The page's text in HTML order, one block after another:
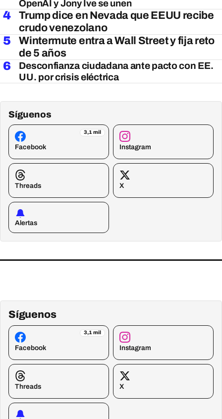
OpenAI y Jony Ive se unen
4
Trump dice en Nevada que EEUU recibe
crudo venezolano
5
Wintermute entra a Wall Street y fija reto
de 5 años
6
Desconfianza ciudadana ante pacto con EE.
UU. por crisis eléctrica
Síguenos
3,1 mil
Facebook Instagram
Threads X
Alertas
Síguenos
3,1 mil
Facebook Instagram
Threads X